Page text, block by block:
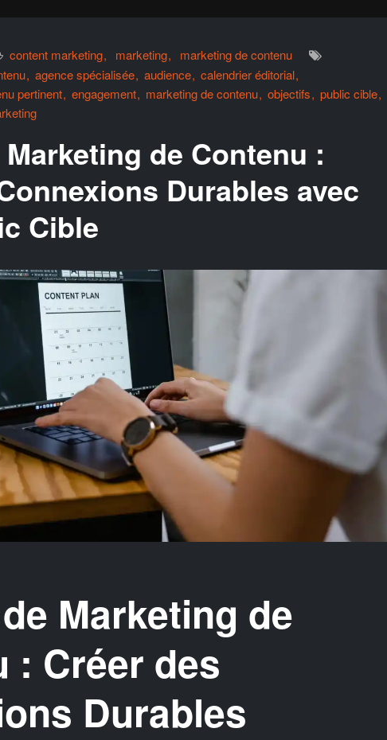
content marketing marketing
marketing de contenu
agence spécialisée audience calendrier éditorial
pertinent engagement marketing de contenu objectifs
public cible
de Contenu :
Durables avec
Cible
Marketing de
: Créer des
Durables